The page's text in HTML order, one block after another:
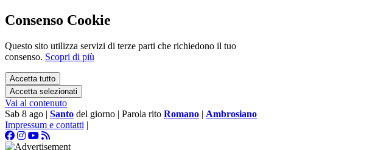
Consenso Cookie
Questo sito utilizza servizi di terze parti che richiedono il tuo
consenso. Scopri di più
Accetta tutto
Accetta selezionati
Vai al contenuto
Sab 8 ago | Santo del giorno | Parola rito Romano | Ambrosiano
Impressum e contatti |